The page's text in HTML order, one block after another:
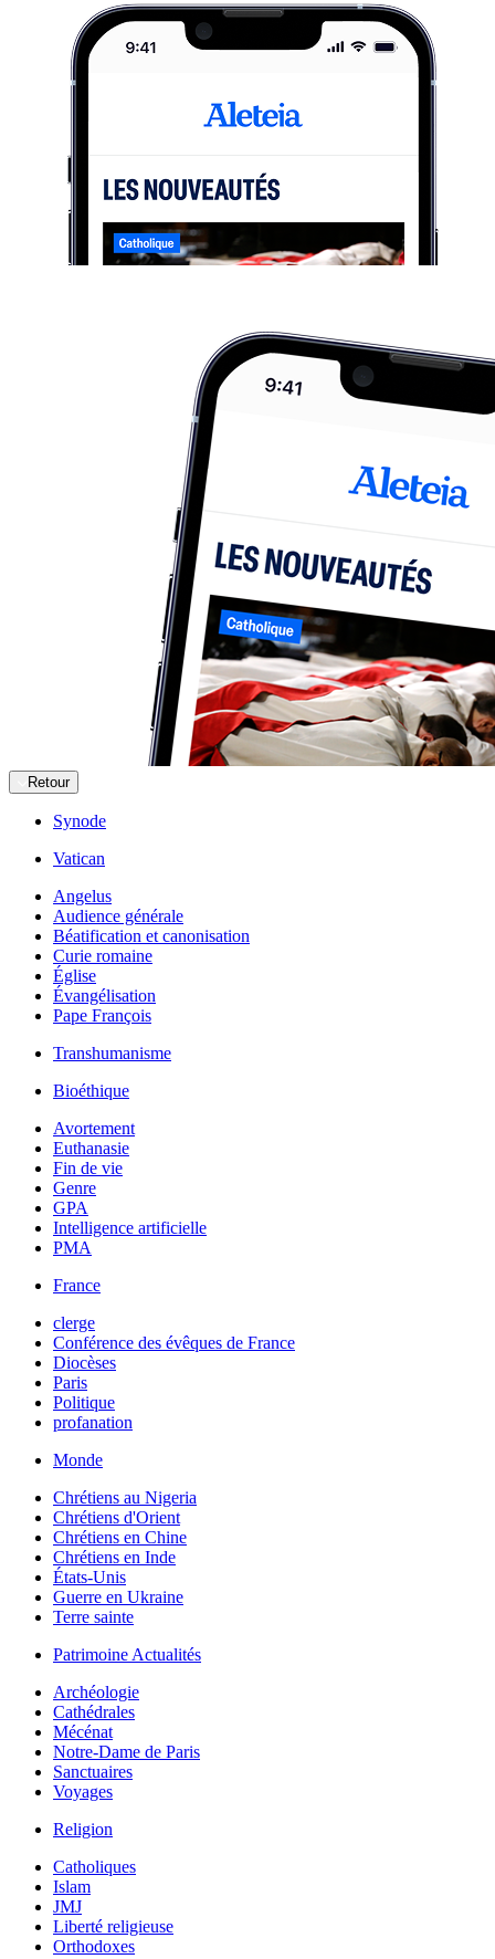
Retour
Synode
Vatican
Angelus
Audience générale
Béatification et canonisation
Curie romaine
Église
Évangélisation
Pape François
Transhumanisme
Bioéthique
Avortement
Euthanasie
Fin de vie
Genre
GPA
Intelligence artificielle
PMA
France
clerge
Conférence des évêques de France
Diocèses
Paris
Politique
profanation
Monde
Chrétiens au Nigeria
Chrétiens d'Orient
Chrétiens en Chine
Chrétiens en Inde
États-Unis
Guerre en Ukraine
Terre sainte
Patrimoine Actualités
Archéologie
Cathédrales
Mécénat
Notre-Dame de Paris
Sanctuaires
Voyages
Religion
Catholiques
Islam
JMJ
Liberté religieuse
Orthodoxes